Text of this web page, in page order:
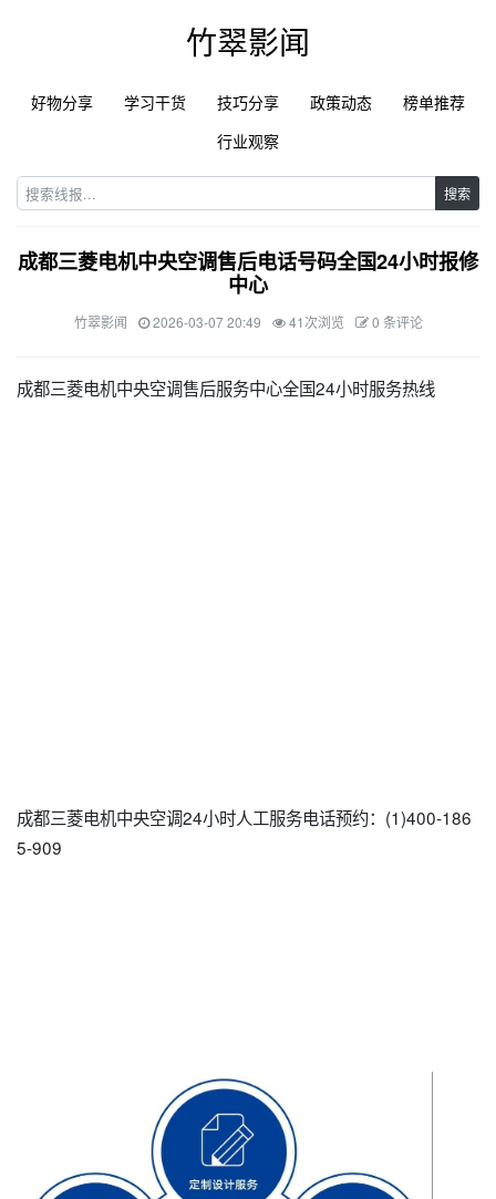
竹翠影闻
好物分享 学习干货 技巧分享 政策动态
榜单推荐
行业观察
搜索
成都三菱电机中央空调售后电话号码全国24小时报修
中心
竹翠影闻 2026-03-07 20:49 41次浏览 0 条评论
成都三菱电机中央空调售后服务中心全国24小时服务热线
成都三菱电机中央空调24小时人工服务电话预约：(1)400-186
5-909